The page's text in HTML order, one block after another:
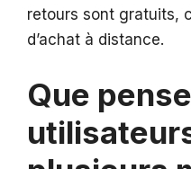
retours sont gratuits,
d’achat à distance.
Que